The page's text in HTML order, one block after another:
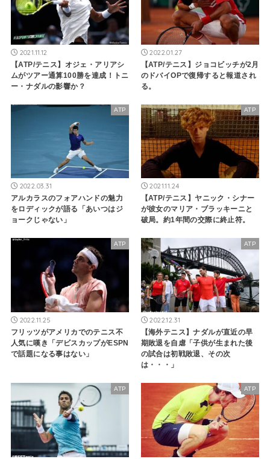
2021.11.12
【ATP/テニス】オジェ・アリアシ
ムがツアー通算100勝を達成！トニ
ー・ナダルの影響か？
2022.01.27
【ATP/テニス】ジョコビッチが2月
のドバイOPで復帰すると報道され
る。
ATP
2022.03.31
アルカラスのフォアハンドの魅力
をロディックが語る「あいつはジ
ョークじゃない」
ATP
2021.11.24
【ATP/テニス】ヤニック・シナー
が彼女のマリア・ブラッキーニと
破局。約1年間の交際に終止符。
ATP
2022.11.25
フリッツがアメリカでのテニス不
人気に嘆き「デビスカップがESPN
で話題になる事はない」
ATP
2022.12.31
【海外テニス】ナダルが直近の早
期敗退を自虐「子供が生まれた後
の試合は初戦敗退、その次
は・・・」
ATP ATP